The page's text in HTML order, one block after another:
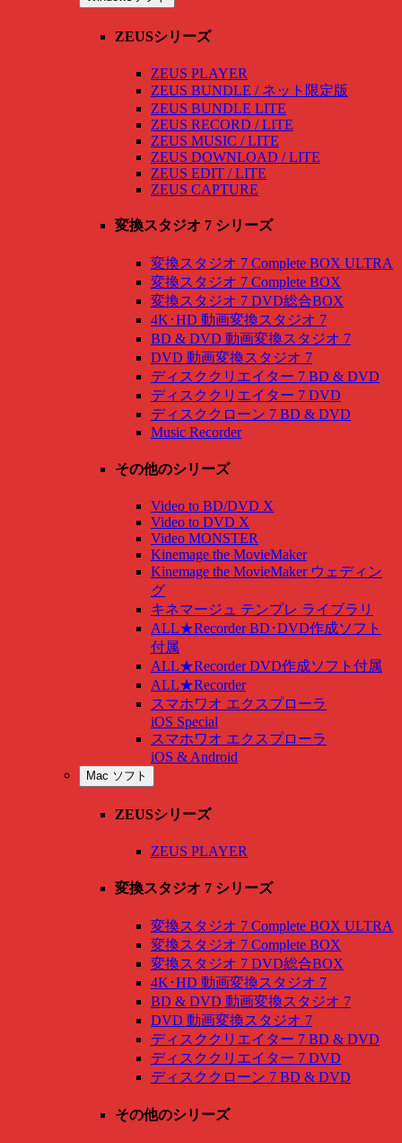
ZEUSシリーズ
ZEUS PLAYER
ZEUS BUNDLE / ネット限定版
ZEUS BUNDLE LITE
ZEUS RECORD / LITE
ZEUS MUSIC / LITE
ZEUS DOWNLOAD / LITE
ZEUS EDIT / LITE
ZEUS CAPTURE
変換スタジオ 7 シリーズ
変換スタジオ 7 Complete BOX ULTRA
変換スタジオ 7 Complete BOX
変換スタジオ 7 DVD総合BOX
4K･HD 動画変換スタジオ 7
BD & DVD 動画変換スタジオ 7
DVD 動画変換スタジオ 7
ディスククリエイター 7 BD & DVD
ディスククリエイター 7 DVD
ディスククローン 7 BD & DVD
Music Recorder
その他のシリーズ
Video to BD/DVD X
Video to DVD X
Video MONSTER
Kinemage the MovieMaker
Kinemage the MovieMaker ウェディン
グ
キネマージュ テンプレ ライブラリ
ALL★Recorder BD･DVD作成ソフト
付属
ALL★Recorder DVD作成ソフト付属
ALL★Recorder
スマホワオ エクスプローラ
iOS Special
スマホワオ エクスプローラ
iOS & Android
Mac ソフト
ZEUSシリーズ
ZEUS PLAYER
変換スタジオ 7 シリーズ
変換スタジオ 7 Complete BOX ULTRA
変換スタジオ 7 Complete BOX
変換スタジオ 7 DVD総合BOX
4K･HD 動画変換スタジオ 7
BD & DVD 動画変換スタジオ 7
DVD 動画変換スタジオ 7
ディスククリエイター 7 BD & DVD
ディスククリエイター 7 DVD
ディスククローン 7 BD & DVD
その他のシリーズ